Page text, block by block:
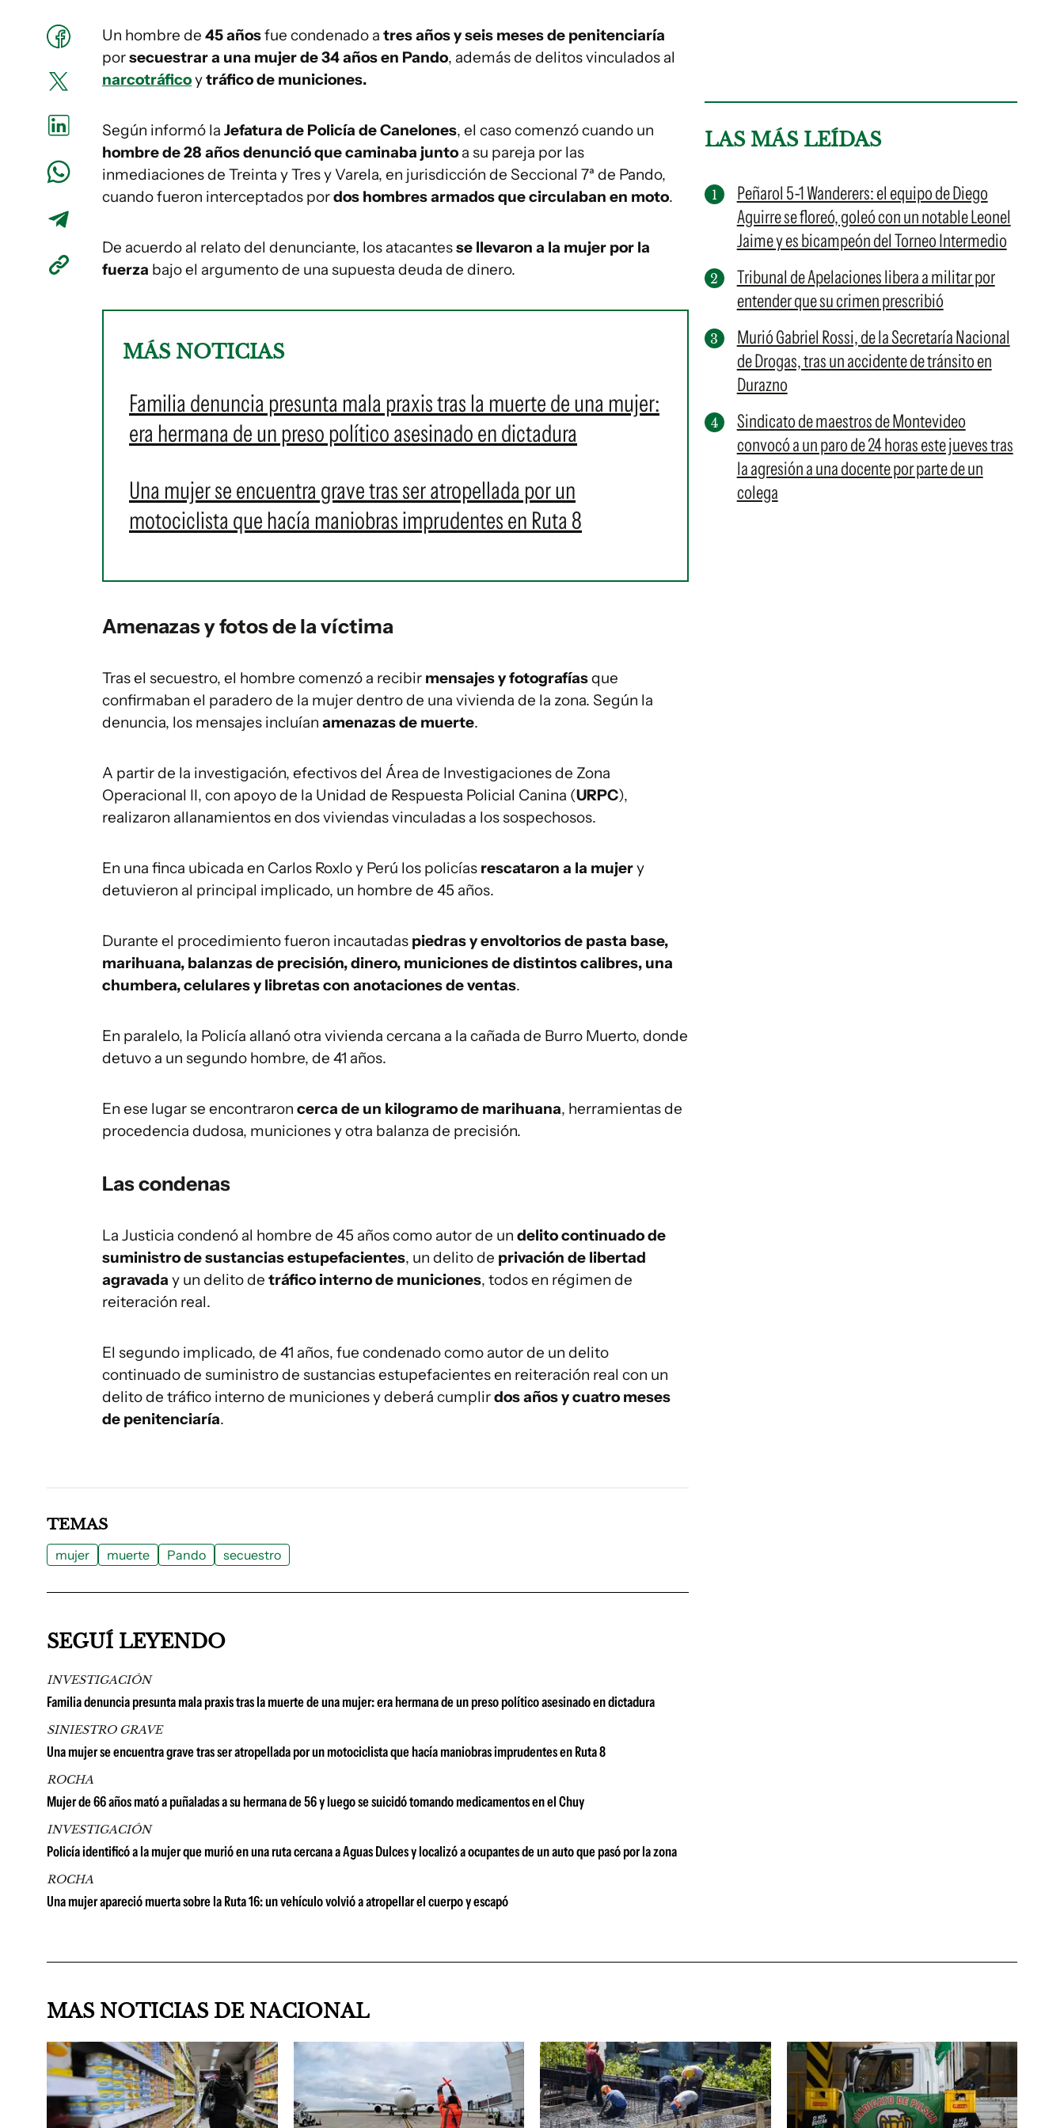
Un hombre de 45 añosfue condenado a tres años y seis meses de penitenciaría
porsecuestrar a una mujer de 34 años en Pando, además de delitos vinculados al
narcotráficoytráfico de municiones.
Según informó la Jefatura de Policía de Canelones, el caso comenzó cuando un
hombre de 28 años denunció que caminaba junto a su pareja por las
inmediaciones de Treinta y Tres y Varela, en jurisdicción de Seccional 7ª de Pando,
cuando fueron interceptados pordos hombres armados que circulaban en moto.
De acuerdo al relato del denunciante, los atacantesse llevaron a la mujer por la
fuerza bajo el argumento de una supuesta deuda de dinero.
MÁS NOTICIAS
Familia denuncia presunta mala praxis tras la muerte de una mujer:
era hermana de un preso político asesinado en dictadura
Una mujer se encuentra grave tras ser atropellada por un
motociclista que hacía maniobras imprudentes en Ruta 8
Amenazas y fotos de la víctima
Tras el secuestro, el hombre comenzó a recibir mensajes y fotografíasque
confirmaban el paradero de la mujer dentro de una vivienda de la zona. Según la
denuncia, los mensajes incluían amenazas de muerte.
A partir de la investigación, efectivos del Área de Investigaciones de Zona
Operacional II, con apoyo de la Unidad de Respuesta Policial Canina (URPC),
realizaron allanamientos en dos viviendas vinculadas a los sospechosos.
En una finca ubicada en Carlos Roxlo y Perú los policías rescataron a la mujery
detuvieron al principal implicado, un hombre de 45 años.
Durante el procedimiento fueron incautadas piedras y envoltorios de pasta base,
marihuana, balanzas de precisión, dinero, municiones de distintos calibres, una
chumbera, celulares y libretas con anotaciones de ventas.
En paralelo, la Policía allanó otra vivienda cercana a la cañada de Burro Muerto, donde
detuvo a un segundo hombre, de 41 años.
En ese lugar se encontraron cerca de un kilogramo de marihuana, herramientas de
procedencia dudosa, municiones y otra balanza de precisión.
Las condenas
La Justicia condenó al hombre de 45 años como autor de un delito continuado de
suministro de sustancias estupefacientes, un delito de privación de libertad
agravada y un delito de tráfico interno de municiones, todos en régimen de
reiteración real.
El segundo implicado, de 41 años, fue condenado como autor de un delito
continuado de suministro de sustancias estupefacientes en reiteración real con un
delito de tráfico interno de municiones y deberá cumplirdos años y cuatro meses
de penitenciaría.
LAS MÁS LEÍDAS
Peñarol 5-1 Wanderers: el equipo de Diego
Aguirre se floreó, goleó con un notable Leonel
Jaime y es bicampeón del Torneo Intermedio
Tribunal de Apelaciones libera a militar por
entender que su crimen prescribió
Murió Gabriel Rossi, de la Secretaría Nacional
de Drogas, tras un accidente de tránsito en
Durazno
Sindicato de maestros de Montevideo
convocó a un paro de 24 horas este jueves tras
la agresión a una docente por parte de un
colega
TEMAS
mujer muerte Pando secuestro
SEGUÍ LEYENDO
INVESTIGACIÓN
Familia denuncia presunta mala praxis tras la muerte de una mujer: era hermana de un preso político asesinado en dictadura
SINIESTRO GRAVE
Una mujer se encuentra grave tras ser atropellada por un motociclista que hacía maniobras imprudentes en Ruta 8
ROCHA
Mujer de 66 años mató a puñaladas a su hermana de 56 y luego se suicidó tomando medicamentos en el Chuy
INVESTIGACIÓN
Policía identificó a la mujer que murió en una ruta cercana a Aguas Dulces y localizó a ocupantes de un auto que pasó por la zona
ROCHA
Una mujer apareció muerta sobre la Ruta 16: un vehículo volvió a atropellar el cuerpo y escapó
MAS NOTICIAS DE NACIONAL